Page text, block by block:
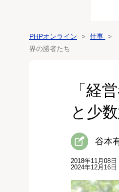
PHPオンライン 仕事
界の勝者たち
「経
と少
谷本
2018年11月08日
2024年12月16日